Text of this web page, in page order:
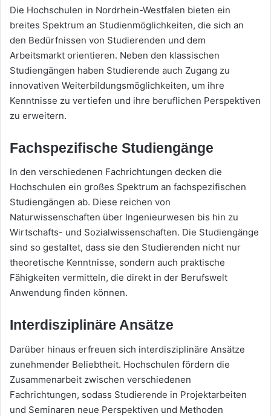
Die Hochschulen in Nordrhein-Westfalen bieten ein
breites Spektrum an Studienmöglichkeiten, die sich an
den Bedürfnissen von Studierenden und dem
Arbeitsmarkt orientieren. Neben den klassischen
Studiengängen haben Studierende auch Zugang zu
innovativen Weiterbildungsmöglichkeiten, um ihre
Kenntnisse zu vertiefen und ihre beruflichen Perspektiven
zu erweitern.
Fachspezifische Studiengänge
In den verschiedenen Fachrichtungen decken die
Hochschulen ein großes Spektrum an fachspezifischen
Studiengängen ab. Diese reichen von
Naturwissenschaften über Ingenieurwesen bis hin zu
Wirtschafts- und Sozialwissenschaften. Die Studiengänge
sind so gestaltet, dass sie den Studierenden nicht nur
theoretische Kenntnisse, sondern auch praktische
Fähigkeiten vermitteln, die direkt in der Berufswelt
Anwendung finden können.
Interdisziplinäre Ansätze
Darüber hinaus erfreuen sich interdisziplinäre Ansätze
zunehmender Beliebtheit. Hochschulen fördern die
Zusammenarbeit zwischen verschiedenen
Fachrichtungen, sodass Studierende in Projektarbeiten
und Seminaren neue Perspektiven und Methoden